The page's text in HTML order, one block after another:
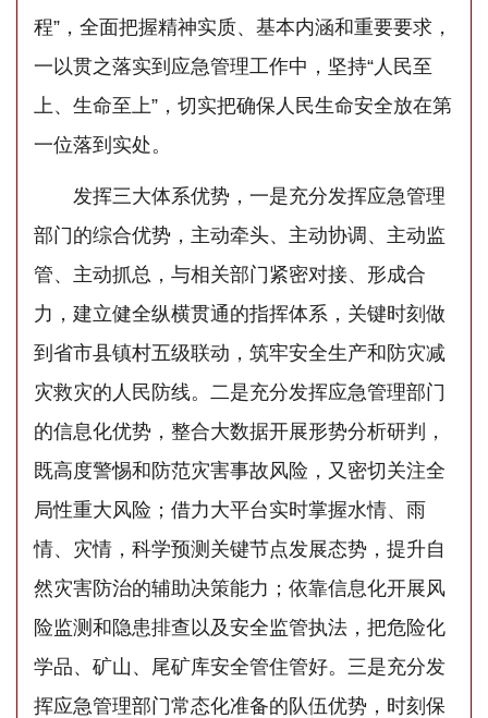
程”，全面把握精神实质、基本内涵和重要要求，
一以贯之落实到应急管理工作中，坚持“人民至
上、生命至上”，切实把确保人民生命安全放在第
一位落到实处。
发挥三大体系优势，一是充分发挥应急管理
部门的综合优势，主动牵头、主动协调、主动监
管、主动抓总，与相关部门紧密对接、形成合
力，建立健全纵横贯通的指挥体系，关键时刻做
到省市县镇村五级联动，筑牢安全生产和防灾减
灾救灾的人民防线。二是充分发挥应急管理部门
的信息化优势，整合大数据开展形势分析研判，
既高度警惕和防范灾害事故风险，又密切关注全
局性重大风险；借力大平台实时掌握水情、雨
情、灾情，科学预测关键节点发展态势，提升自
然灾害防治的辅助决策能力；依靠信息化开展风
险监测和隐患排查以及安全监管执法，把危险化
学品、矿山、尾矿库安全管住管好。三是充分发
挥应急管理部门常态化准备的队伍优势，时刻保